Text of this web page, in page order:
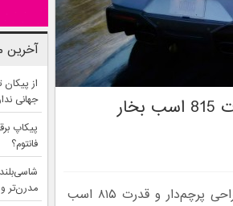
فورد موستانگ GTD Spirit Of America با قدرت 815 اسب بخار
فورد موستانگ GTD Spirit Of America، نسخه‌ای ویژه با طراحی پرچم‌دار و قدرت ۸۱۵ اسب
آخرین
از
جهانی
فانتوم؟
مدرن‌تر